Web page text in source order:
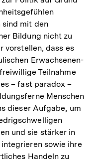
sind mit den
Bildung nicht zu
vorstellen, dass es
Erwachsenen-
Teilnahme
– fast paradox –
Menschen
dieser Aufgabe, um
und sie stärker in
sowie ihre
Handeln zu